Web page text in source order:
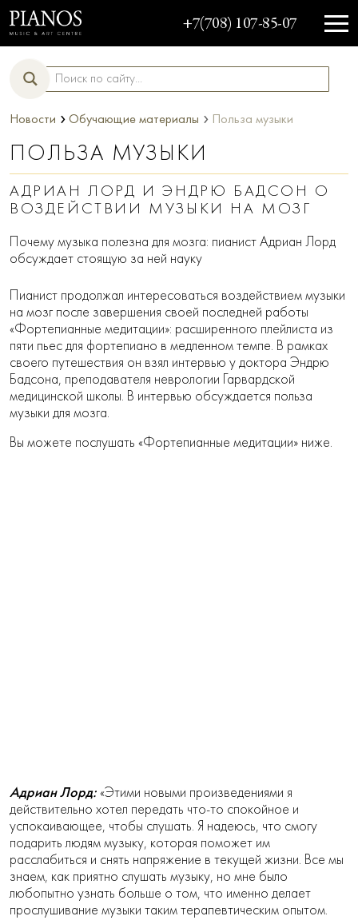
+7(708) 107-85-07
Новости › Обучающие материалы › Польза музыки
ПОЛЬЗА МУЗЫКИ
АДРИАН ЛОРД И ЭНДРЮ БАДСОН О
ВОЗДЕЙСТВИИ МУЗЫКИ НА МОЗГ
Почему музыка полезна для мозга: пианист Адриан Лорд
обсуждает стоящую за ней науку
Пианист продолжал интересоваться воздействием музыки
на мозг после завершения своей последней работы
«Фортепианные медитации»: расширенного плейлиста из
пяти пьес для фортепиано в медленном темпе. В рамках
своего путешествия он взял интервью у доктора Эндрю
Бадсона, преподавателя неврологии Гарвардской
медицинской школы. В интервью обсуждается польза
музыки для мозга.
Вы можете послушать «Фортепианные медитации» ниже.
Адриан Лорд:«Этими новыми произведениями я
действительно хотел передать что-то спокойное и
успокаивающее, чтобы слушать. Я надеюсь, что смогу
подарить людям музыку, которая поможет им
расслабиться и снять напряжение в текущей жизни. Все мы
знаем, как приятно слушать музыку, но мне было
любопытно узнать больше о том, что именно делает
прослушивание музыки таким терапевтическим опытом.